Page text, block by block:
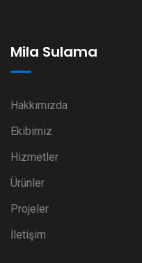
Mila Sulama
Hakkımızda
Ekibimiz
Hizmetler
Ürünler
Projeler
İletişim